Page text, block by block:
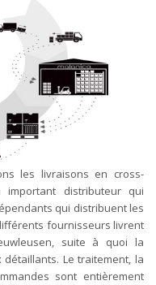
les livraisons en cross-
important distributeur qui
qui distribuent les
fournisseurs livrent
suite à quoi la
Le traitement, la
sont entièrement